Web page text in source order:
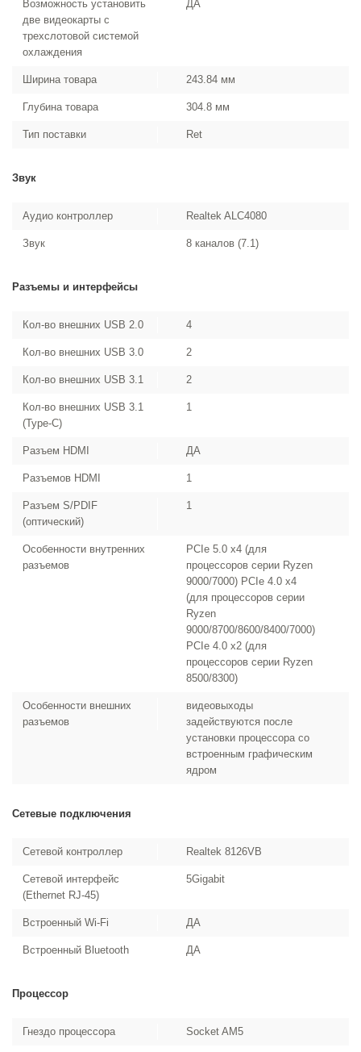
Возможность установить
две видеокарты с
трехслотовой системой
охлаждения
ДА
Ширина товара 243.84 мм
Глубина товара 304.8 мм
Тип поставки Ret
Звук
Аудио контроллер Realtek ALC4080
Звук 8 каналов (7.1)
Разъемы и интерфейсы
Кол-во внешних USB 2.0 4
Кол-во внешних USB 3.0 2
Кол-во внешних USB 3.1 2
Кол-во внешних USB 3.1
(Type-C)
1
Разъем HDMI ДА
Разъемов HDMI 1
Разъем S/PDIF
(оптический)
1
Особенности внутренних
разъемов
PCIe 5.0 x4 (для
процессоров серии Ryzen
9000/7000) PCIe 4.0 x4
(для процессоров серии
Ryzen
9000/8700/8600/8400/7000)
PCIe 4.0 x2 (для
процессоров серии Ryzen
8500/8300)
Особенности внешних
разъемов
видеовыходы
задействуются после
установки процессора со
встроенным графическим
ядром
Сетевые подключения
Сетевой контроллер Realtek 8126VB
Сетевой интерфейс
(Ethernet RJ-45)
5Gigabit
Встроенный Wi-Fi ДА
Встроенный Bluetooth ДА
Процессор
Гнездо процессора Socket AM5